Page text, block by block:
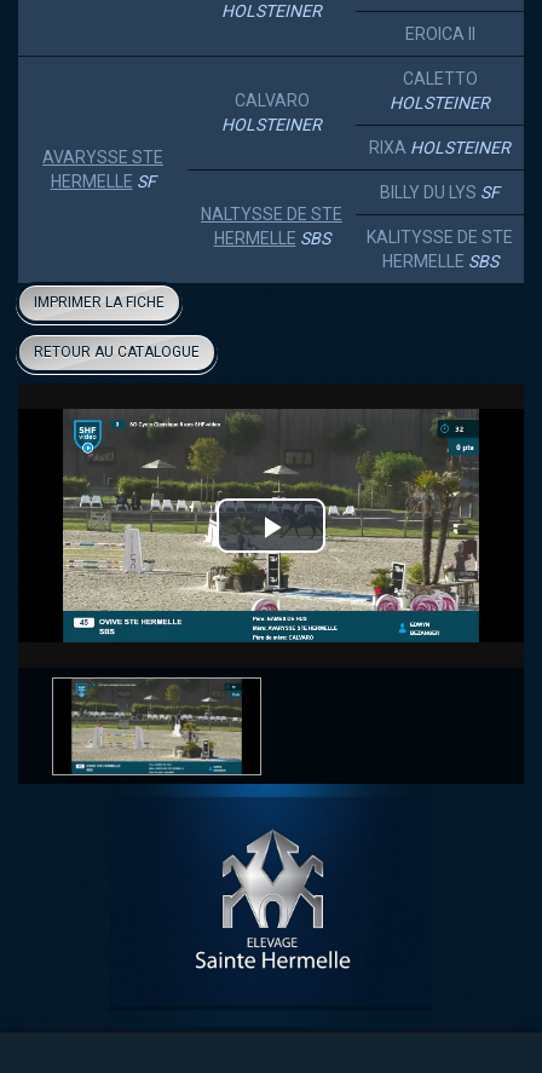
HOLSTEINER
EROICA II
AVARYSSE STE
HERMELLE SF
CALVARO
HOLSTEINER
CALETTO
HOLSTEINER
RIXA HOLSTEINER
NALTYSSE DE STE
HERMELLE SBS
BILLY DU LYS SF
KALITYSSE DE STE
HERMELLE SBS
IMPRIMER LA FICHE
RETOUR AU CATALOGUE
Play
Video